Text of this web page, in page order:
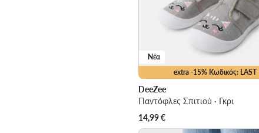
extra -15% Κωδικός: LAST
Νέα
DeeZee
Παντόφλες Σπιτιού · Γκρι
14,99€